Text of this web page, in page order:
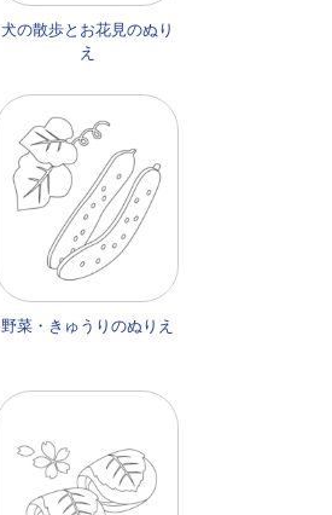
犬の散歩とお花見のぬり
え
野菜・きゅうりのぬりえ